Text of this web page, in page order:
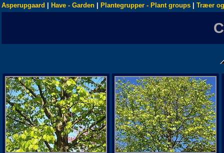
Asperupgaard Have - Garden Plantegrupper - Plant groups Træer